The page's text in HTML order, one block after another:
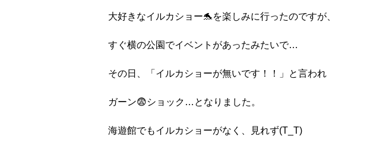
大好きなイルカショー🐬を楽しみに行ったのですが、
すぐ横の公園でイベントがあったみたいで…
その日、「イルカショーが無いです！！」と言われ
ガーン😨ショック…となりました。
海遊館でもイルカショーがなく、見れず(T_T)